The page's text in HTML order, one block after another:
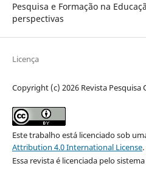
Pesquisa e Formação na
perspectivas
Licença
Copyright (c) 2026 Revista Pesquisa
Este trabalho está licenciado sob
Attribution 4.0 International License.
Essa revista é licenciada pelo